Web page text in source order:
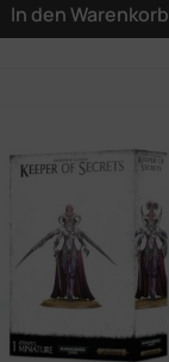
In den Warenkorb